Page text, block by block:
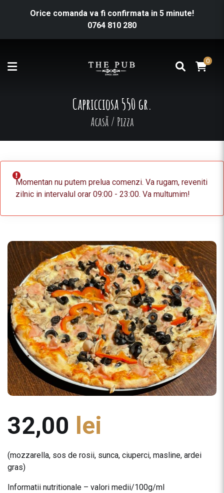
Orice comanda va fi confirmata in 5 minute!
0764 810 280
0
Capricciosa 550 gr.
Acasă/ Pizza
Momentan nu putem prelua comenzi. Va rugam, reveniti
zilnic in intervalul orar 09:00 - 23:00. Va multumim!
32,00 lei
(mozzarella, sos de rosii, sunca, ciuperci, masline, ardei
gras)
Informatii nutritionale – valori medii/100g/ml